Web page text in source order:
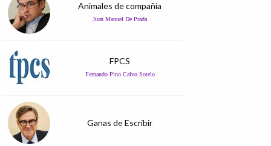
Animales de compañía
Juan Manuel De Prada
FPCS
Fernando Pino Calvo Sotelo
Ganas de Escribir